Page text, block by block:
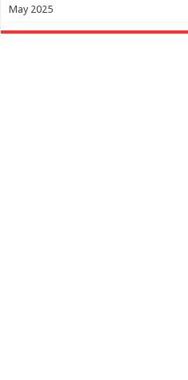
May 2025